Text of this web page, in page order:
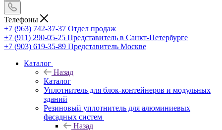
Телефоны
+7 (963) 742-37-37 Отдел продаж
+7 (911) 290-05-25 Представитель в Санкт-Петербурге
+7 (903) 619-35-89 Представитель Москве
Каталог
Назад
Каталог
Уплотнитель для блок-контейнеров и модульных
зданий
Резиновый уплотнитель для алюминиевых
фасадных систем
Назад